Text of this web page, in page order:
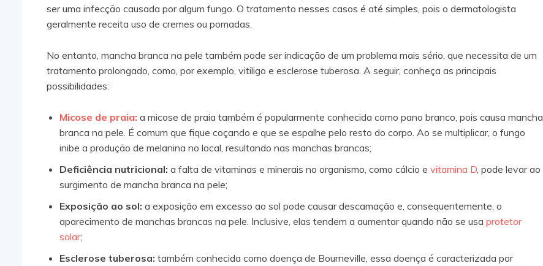
ser uma infecção causada por algum fungo. O tratamento nesses casos é até simples, pois o dermatologista
geralmente receita uso de cremes ou pomadas.
No entanto, mancha branca na pele também pode ser indicação de um problema mais sério, que necessita de um
tratamento prolongado, como, por exemplo, vitiligo e esclerose tuberosa. A seguir, conheça as principais
possibilidades:
Micose de praia: a micose de praia também é popularmente conhecida como pano branco, pois causa mancha
branca na pele. É comum que fique coçando e que se espalhe pelo resto do corpo. Ao se multiplicar, o fungo
inibe a produção de melanina no local, resultando nas manchas brancas;
Deficiência nutricional: a falta de vitaminas e minerais no organismo, como cálcio e vitamina D , pode levar ao
surgimento de mancha branca na pele;
Exposição ao sol: a exposição em excesso ao sol pode causar descamação e, consequentemente, o
aparecimento de manchas brancas na pele. Inclusive, elas tendem a aumentar quando não se usa protetor
solar;
Esclerose tuberosa: também conhecida como doença de Bourneville, essa doença é caracterizada por